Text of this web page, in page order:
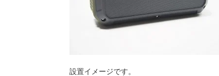
設置イメージです。